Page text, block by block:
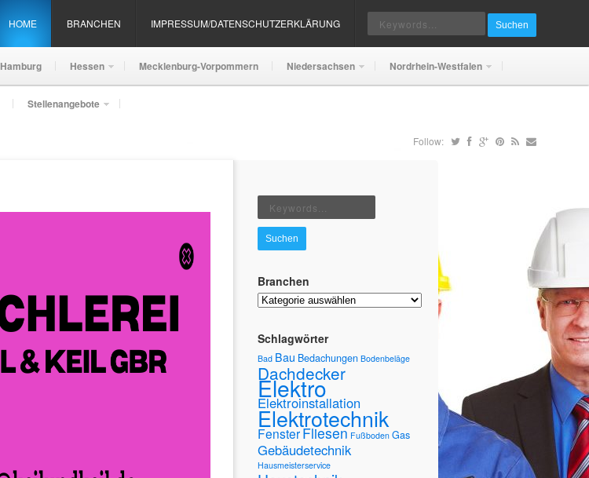
HOME BRANCHEN IMPRESSUM/DATENSCHUTZERKLÄRUNG Suchen
Hamburg Hessen Mecklenburg-Vorpommern Niedersachsen Nordrhein-Westfalen
Stellenangebote
Follow:
Suchen
Branchen
Branchen
Schlagwörter
Bad Bau Bedachungen Bodenbeläge
Dachdecker
Elektro
Elektroinstallation
Elektrotechnik
FensterFliesen Fußboden Gas
Gebäudetechnik
Hausmeisterservice